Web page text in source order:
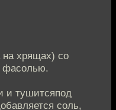
хрящах) со
фасолью.
и тушитсяпод
соль,